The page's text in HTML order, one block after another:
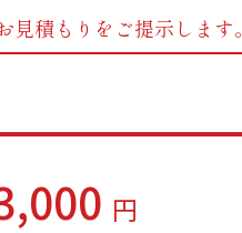
見積もりをご提示します。
円